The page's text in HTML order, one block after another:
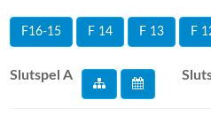
F16-15 F 14 F 13 F
Slutspel A